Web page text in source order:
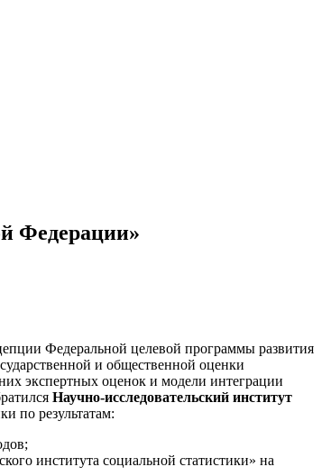
Федерации»
Федеральной целевой программы развития
и общественной оценки
экспертных оценок и модели интеграции
Научно-исследовательский институт
по результатам:
института социальной статистики» на